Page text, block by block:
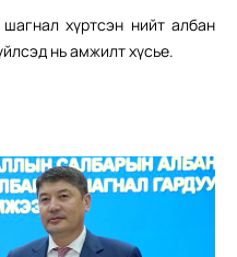
хүртсэн нийт албан
нь амжилт хүсье.